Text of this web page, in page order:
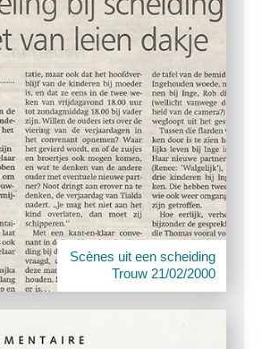
Scènes uit een scheiding
Trouw 21/02/2000